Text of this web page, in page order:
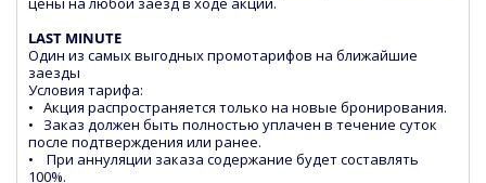
LAST MINUTE
Один из самых выгодных промотарифов на ближайшие
заезды
Условия тарифа:
• Акция распространяется только на новые бронирования.
• Заказ должен быть полностью уплачен в течение суток
после подтверждения или ранее.
• При аннуляции заказа содержание будет составлять
100%.